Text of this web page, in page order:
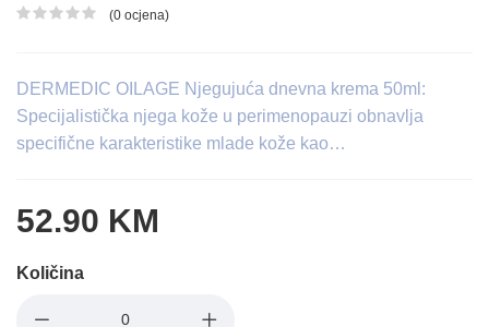
Ocjena proizvoda
(0 ocjena)
DERMEDIC OILAGE Njegujuća dnevna krema 50ml:
Specijalistička njega kože u perimenopauzi obnavlja
specifične karakteristike mlade kože kao…
52.90 KM
Količina